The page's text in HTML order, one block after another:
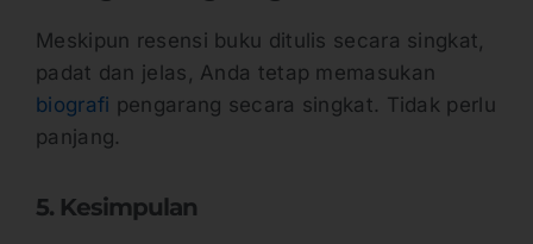
Meskipun resensi buku ditulis secara singkat,
padat dan jelas, Anda tetap memasukan
biografi pengarang secara singkat. Tidak perlu
panjang.
5. Kesimpulan